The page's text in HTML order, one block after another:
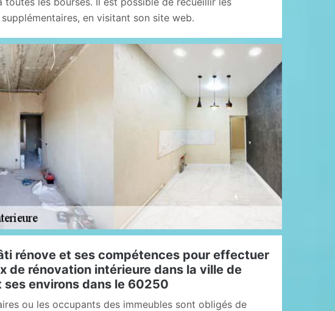
en visitant son site web.
rénove et ses compétences pour effectuer
de rénovation intérieure dans la ville de
ses environs dans le 60250
ou les occupants des immeubles sont obligés de